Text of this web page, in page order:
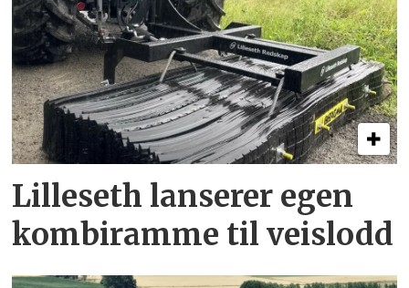
Lilleseth lanserer egen
kombi­ramme til veislodd